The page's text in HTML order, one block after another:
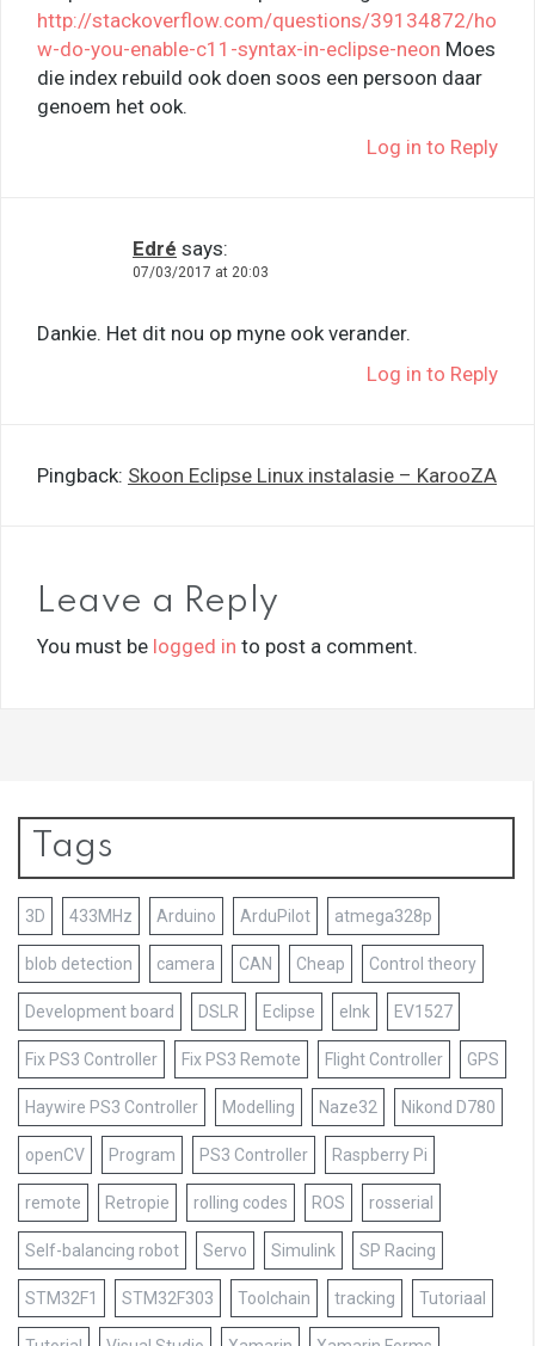
http://stackoverflow.com/questions/39134872/ho
w-do-you-enable-c11-syntax-in-eclipse-neon Moes
die index rebuild ook doen soos een persoon daar
genoem het ook.
Log in to Reply
Edré says:
07/03/2017 at 20:03
Dankie. Het dit nou op myne ook verander.
Log in to Reply
Pingback: Skoon Eclipse Linux instalasie – KarooZA
Leave a Reply
You must be logged in to post a comment.
Tags
3D 433MHz Arduino ArduPilot atmega328p
blob detection camera CAN Cheap Control theory
Development board DSLR Eclipse eInk EV1527
Fix PS3 Controller Fix PS3 Remote Flight Controller GPS
Haywire PS3 Controller Modelling Naze32 Nikond D780
openCV Program PS3 Controller Raspberry Pi
remote Retropie rolling codes ROS rosserial
Self-balancing robot Servo Simulink SP Racing
STM32F1 STM32F303 Toolchain tracking Tutoriaal